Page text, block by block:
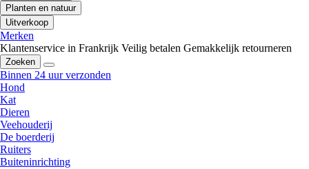
Planten en natuur
Uitverkoop
Merken
Klantenservice in Frankrijk Veilig betalen Gemakkelijk retourneren
Zoeken
Binnen 24 uur verzonden
Hond
Kat
Dieren
Veehouderij
De boerderij
Ruiters
Buiteninrichting